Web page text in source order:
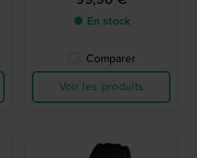
● En stock
Comparer
Voir les produits